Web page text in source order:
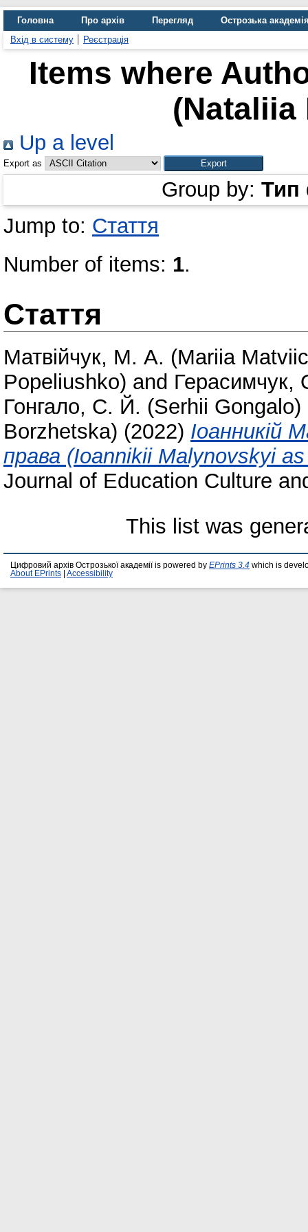
Головна Про архів Перегляд
Острозька
Вхід в систему
Реєстрація
Items where
(Nataliia
Up a level
Export as
Group by: Тип
Jump to: Стаття
Number of items: 1.
Стаття
Матвійчук, М. А. (Mariia
Popeliushko) and
Гонгало, С. Й. (Serhii Gongalo)
Borzhetska) (2022) Іоанникій
права (Ioannikii Malynovskyi
Journal of Education Culture
This list was
Цифровий архів Острозької академії is powered by EPrints 3.4 which is
About EPrints
Accessibility